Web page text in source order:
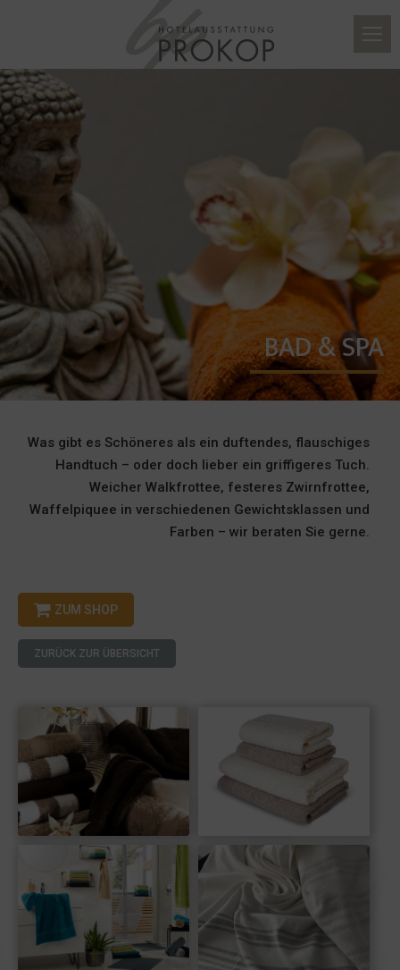
BAD & SPA
Was gibt es Schöneres als ein duftendes, flauschiges
Handtuch – oder doch lieber ein griffigeres Tuch.
Weicher Walkfrottee, festeres Zwirnfrottee,
Waffelpiquee in verschiedenen Gewichtsklassen und
Farben – wir beraten Sie gerne.
ZUM SHOP
ZURÜCK ZUR ÜBERSICHT